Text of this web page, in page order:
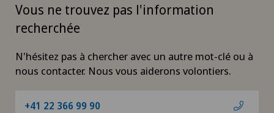
Vous ne trouvez pas l'information
recherchée
N'hésitez pas à chercher avec un autre mot-clé ou à
nous contacter. Nous vous aiderons volontiers.
+41 22 366 99 90